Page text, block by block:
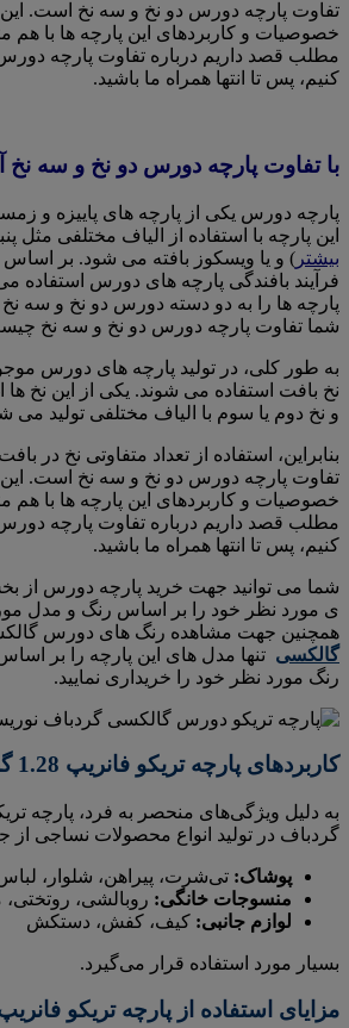
تفاوت پارچه دورس دو نخ و سه نخ است.
خصوصیات و کاربردهای این پارچه ها با هم
مطلب قصد داریم درباره تفاوت پارچه
کنیم، پس تا انتها همراه ما باشید.
با تفاوت پارچه دورس دو نخ و سه نخ
پارچه دورس یکی از پارچه های پاییزه و
این پارچه با استفاده از الیاف مختلفی مثل
بیشتر ) و یا ویسکوز بافته می شود. بر اساس
فرآیند بافندگی پارچه های دورس استفاده
پارچه ها را به دو دسته دورس دو نخ و سه نخ
شما تفاوت پارچه دورس دو نخ و سه نخ
به طور کلی، در تولید پارچه های دورس
نخ بافت استفاده می شوند. یکی از این نخ ها
و نخ دوم یا سوم با الیاف مختلفی تولید می
بنابراین، استفاده از تعداد متفاوتی نخ در
تفاوت پارچه دورس دو نخ و سه نخ است.
خصوصیات و کاربردهای این پارچه ها با هم
مطلب قصد داریم درباره تفاوت پارچه
کنیم، پس تا انتها همراه ما باشید.
شما می توانید جهت خرید پارچه دورس از
ی مورد نظر خود را بر اساس رنگ و مدل
همچنین جهت مشاهده رنگ های دورس
گالکسی تنها مدل های این پارچه را بر
رنگ مورد نظر خود را خریداری نمایید.
کاربردهای پارچه تریکو فانریپ 1.28 گردباف
گردباف در تولید انواع محصولات نساجی از
پوشاک: تی‌شرت، پیراهن، شلوار،
منسوجات خانگی: روبالشی، روتختی،
لوازم جانبی: کیف، کفش، دستکش
بسیار مورد استفاده قرار می‌گیرد.
مزایای استفاده از پارچه تریکو فانریپ 1.28